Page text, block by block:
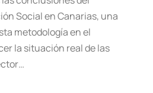
Social en Canarias, una
metodología en el
la situación real de las